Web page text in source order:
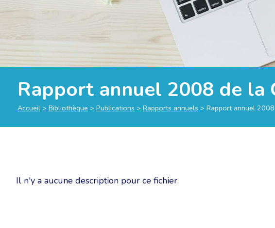
Rapport annuel 2008 de la
Accueil > Bibliothèque > Publications > Rapports annuels > Rapport annuel
Il n'y a aucune description pour ce fichier.